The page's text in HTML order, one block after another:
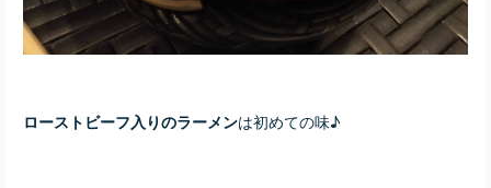
ローストビーフ入りのラーメンは初めての味♪